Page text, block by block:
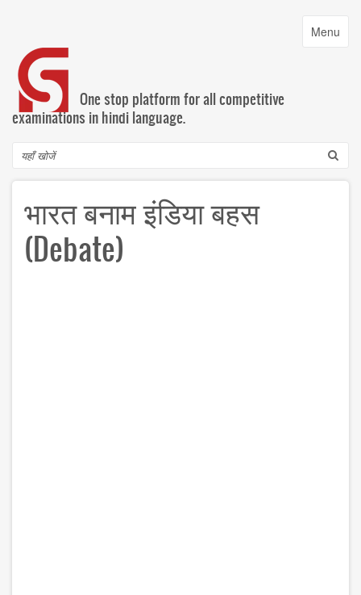
content
Toggle
Menu
One stop platform for all competitive
examinations in hindi language.
Search
भारत बनाम इंडिया बहस
(Debate)